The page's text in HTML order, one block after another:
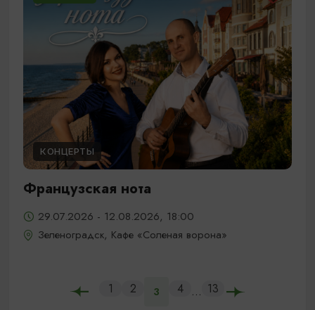
КОНЦЕРТЫ
Французская нота
29.07.2026 - 12.08.2026, 18:00
Зеленоградск, Кафе «Соленая ворона»
1 2 3 4 ... 13